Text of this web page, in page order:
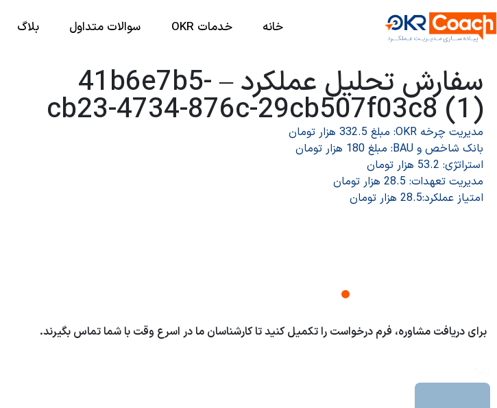
خانه خدمات OKR سوالات متداول بلاگ
سفارش تحلیل عملکرد – 41b6e7b5-
cb23-4734-876c-29cb507f03c8 (1)
مدیریت چرخه OKR: مبلغ 332.5 هزار تومان
بانک شاخص و BAU: مبلغ 180 هزار تومان
استراتژی: 53.2 هزار تومان
مدیریت تعهدات: 28.5 هزار تومان
امتیاز عملکرد:28.5 هزار تومان
برای دریافت مشاوره، فرم درخواست را تکمیل کنید تا کارشناسان ما در اسرع وقت با شما تماس بگیرند.